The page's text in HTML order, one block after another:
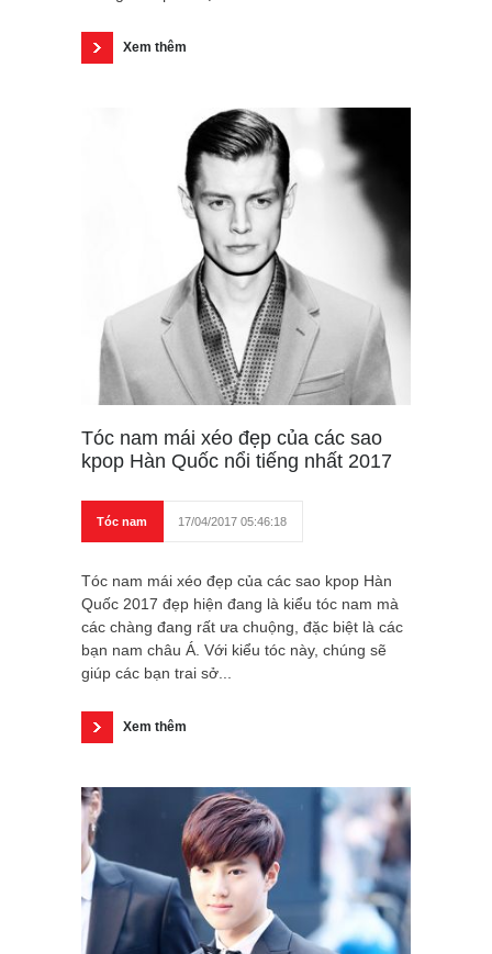
Xem thêm
Tóc nam mái xéo đẹp của các sao
kpop Hàn Quốc nổi tiếng nhất 2017
Tóc nam 17/04/2017 05:46:18
Tóc nam mái xéo đẹp của các sao kpop Hàn
Quốc 2017 đẹp hiện đang là kiểu tóc nam mà
các chàng đang rất ưa chuộng, đặc biệt là các
bạn nam châu Á. Với kiểu tóc này, chúng sẽ
giúp các bạn trai sở...
Xem thêm